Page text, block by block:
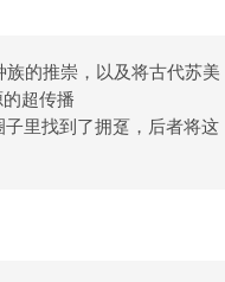
族的推崇，以及将古代苏美
超传播
里找到了拥趸，后者将这